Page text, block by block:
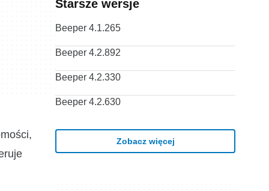
Starsze wersje
Beeper 4.1.265
Beeper 4.2.892
Beeper 4.2.330
Beeper 4.2.630
Zobacz więcej